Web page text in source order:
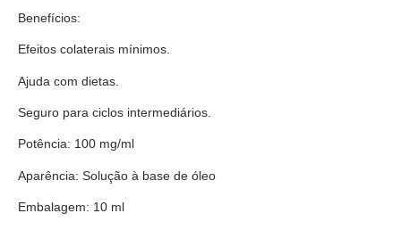
Benefícios:
Efeitos colaterais mínimos.
Ajuda com dietas.
Seguro para ciclos intermediários.
Potência: 100 mg/ml
Aparência: Solução à base de óleo
Embalagem: 10 ml